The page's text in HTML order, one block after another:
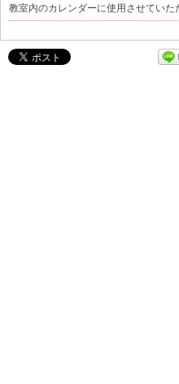
教室内のカレンダーに使用させていた